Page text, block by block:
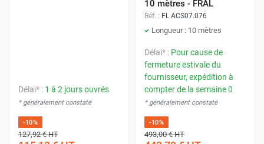
Délai* : 1 à 2 jours ouvrés
* généralement constaté
-10%
127,92 €HT
10 mètres - FRAL
Réf. : FL ACS07.076
Longueur : 10 mètres
Délai* : Pour cause de
fermeture estivale du
fournisseur, expédition à
compter de la semaine 0
* généralement constaté
-10%
493,00 €HT